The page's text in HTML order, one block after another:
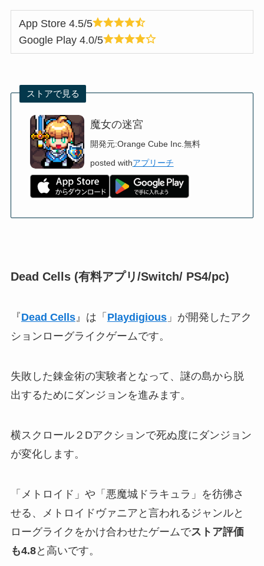
App Store 4.5/5
Google Play 4.0/5
ストアで見る
魔女の迷宮
開発元:Orange Cube Inc. 無料
posted withアプリーチ
Dead Cells(有料アプリ/Switch/ PS4/pc)
『Dead Cells』は「 Playdigious」が開発したアク
ションローグライクゲームです。
失敗した錬金術の実験者となって、謎の島から脱
出するためにダンジョンを進みます。
横スクロール２Dアクションで死ぬ度にダンジョン
が変化します。
「メトロイド」や「悪魔城ドラキュラ」を彷彿さ
せる、メトロイドヴァニアと言われるジャンルと
ローグライクをかけ合わせたゲームでストア評価
も4.8と高いです。